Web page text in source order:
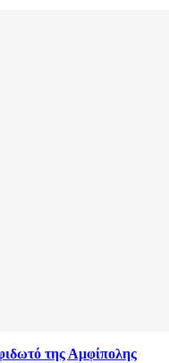
της Αμφίπολης